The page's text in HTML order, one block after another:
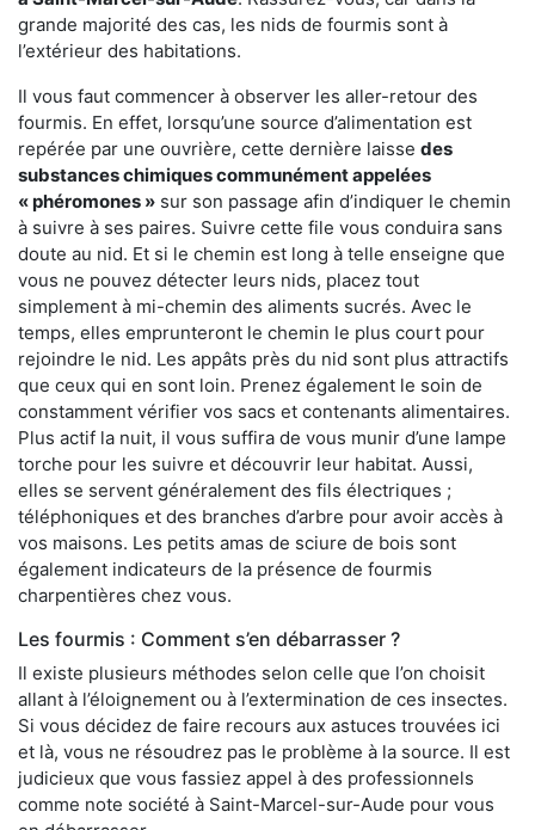
grande majorité des cas, les nids de fourmis sont à
l’extérieur des habitations.
Il vous faut commencer à observer les aller-retour des
fourmis. En effet, lorsqu’une source d’alimentation est
repérée par une ouvrière, cette dernière laisse des
substances chimiques communément appelées
« phéromones » sur son passage afin d’indiquer le chemin
à suivre à ses paires. Suivre cette file vous conduira sans
doute au nid. Et si le chemin est long à telle enseigne que
vous ne pouvez détecter leurs nids, placez tout
simplement à mi-chemin des aliments sucrés. Avec le
temps, elles emprunteront le chemin le plus court pour
rejoindre le nid. Les appâts près du nid sont plus attractifs
que ceux qui en sont loin. Prenez également le soin de
constamment vérifier vos sacs et contenants alimentaires.
Plus actif la nuit, il vous suffira de vous munir d’une lampe
torche pour les suivre et découvrir leur habitat. Aussi,
elles se servent généralement des fils électriques ;
téléphoniques et des branches d’arbre pour avoir accès à
vos maisons. Les petits amas de sciure de bois sont
également indicateurs de la présence de fourmis
charpentières chez vous.
Les fourmis : Comment s’en débarrasser ?
Il existe plusieurs méthodes selon celle que l’on choisit
allant à l’éloignement ou à l’extermination de ces insectes.
Si vous décidez de faire recours aux astuces trouvées ici
et là, vous ne résoudrez pas le problème à la source. Il est
judicieux que vous fassiez appel à des professionnels
comme note société à Saint-Marcel-sur-Aude pour vous